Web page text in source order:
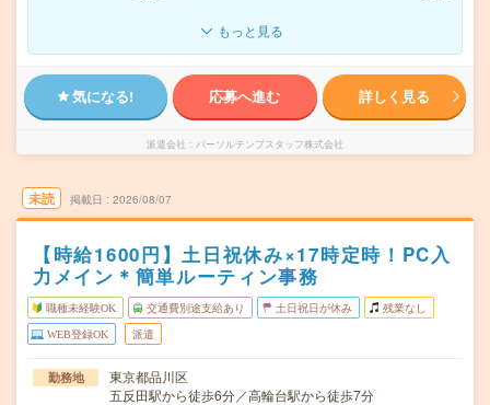
もっと見る
気になる! 応募へ進む 詳しく見る
派遣会社 パーソルテンプスタッフ株式会社
未読 掲載日 2026/08/07
【時給1600円】土日祝休み×17時定時！PC入
力メイン＊簡単ルーティン事務
職種未経験OK 交通費別途支給あり 土日祝日が休み 残業なし
WEB登録OK 派遣
勤務地
東京都品川区
五反田駅から徒歩6分／高輪台駅から徒歩7分